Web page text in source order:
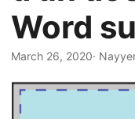
i
o
Word
March 26, 2020·